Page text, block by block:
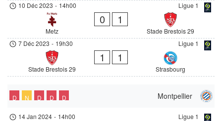
Ligue 1
10 Déc 2023 - 14h00
Metz
0 1
Stade Brestois 29
Ligue 1
7 Déc 2023 - 19h30
Stade Brestois 29
1 1
Strasbourg
Montpellier
D N D D D
Ligue 1
14 Jan 2024 - 14h00